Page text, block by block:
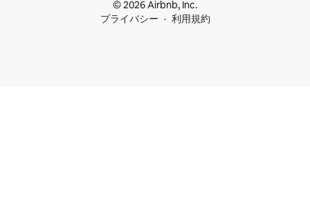
© 2026 Airbnb, Inc.
プライバシー
利用規約